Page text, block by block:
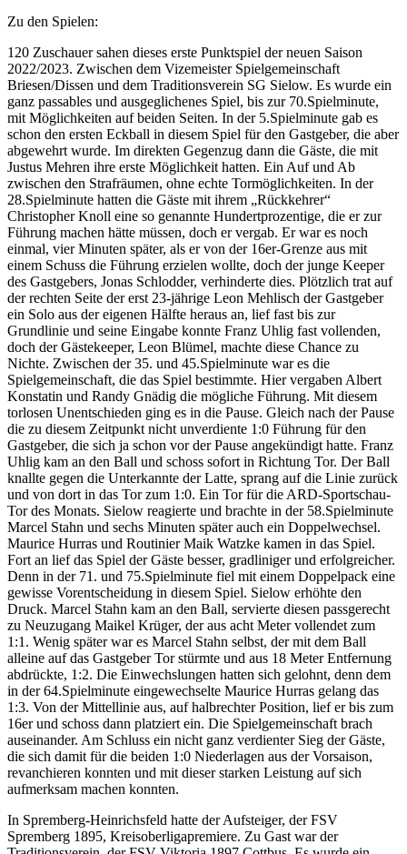
Zu den Spielen:
120 Zuschauer sahen dieses erste Punktspiel der neuen Saison
2022/2023. Zwischen dem Vizemeister Spielgemeinschaft
Briesen/Dissen und dem Traditionsverein SG Sielow. Es wurde ein
ganz passables und ausgeglichenes Spiel, bis zur 70.Spielminute,
mit Möglichkeiten auf beiden Seiten. In der 5.Spielminute gab es
schon den ersten Eckball in diesem Spiel für den Gastgeber, die aber
abgewehrt wurde. Im direkten Gegenzug dann die Gäste, die mit
Justus Mehren ihre erste Möglichkeit hatten. Ein Auf und Ab
zwischen den Strafräumen, ohne echte Tormöglichkeiten. In der
28.Spielminute hatten die Gäste mit ihrem „Rückkehrer“
Christopher Knoll eine so genannte Hundertprozentige, die er zur
Führung machen hätte müssen, doch er vergab. Er war es noch
einmal, vier Minuten später, als er von der 16er-Grenze aus mit
einem Schuss die Führung erzielen wollte, doch der junge Keeper
des Gastgebers, Jonas Schlodder, verhinderte dies. Plötzlich trat auf
der rechten Seite der erst 23-jährige Leon Mehlisch der Gastgeber
ein Solo aus der eigenen Hälfte heraus an, lief fast bis zur
Grundlinie und seine Eingabe konnte Franz Uhlig fast vollenden,
doch der Gästekeeper, Leon Blümel, machte diese Chance zu
Nichte. Zwischen der 35. und 45.Spielminute war es die
Spielgemeinschaft, die das Spiel bestimmte. Hier vergaben Albert
Konstatin und Randy Gnädig die mögliche Führung. Mit diesem
torlosen Unentschieden ging es in die Pause. Gleich nach der Pause
die zu diesem Zeitpunkt nicht unverdiente 1:0 Führung für den
Gastgeber, die sich ja schon vor der Pause angekündigt hatte. Franz
Uhlig kam an den Ball und schoss sofort in Richtung Tor. Der Ball
knallte gegen die Unterkannte der Latte, sprang auf die Linie zurück
und von dort in das Tor zum 1:0. Ein Tor für die ARD-Sportschau-
Tor des Monats. Sielow reagierte und brachte in der 58.Spielminute
Marcel Stahn und sechs Minuten später auch ein Doppelwechsel.
Maurice Hurras und Routinier Maik Watzke kamen in das Spiel.
Fort an lief das Spiel der Gäste besser, gradliniger und erfolgreicher.
Denn in der 71. und 75.Spielminute fiel mit einem Doppelpack eine
gewisse Vorentscheidung in diesem Spiel. Sielow erhöhte den
Druck. Marcel Stahn kam an den Ball, servierte diesen passgerecht
zu Neuzugang Maikel Krüger, der aus acht Meter vollendet zum
1:1. Wenig später war es Marcel Stahn selbst, der mit dem Ball
alleine auf das Gastgeber Tor stürmte und aus 18 Meter Entfernung
abdrückte, 1:2. Die Einwechslungen hatten sich gelohnt, denn dem
in der 64.Spielminute eingewechselte Maurice Hurras gelang das
1:3. Von der Mittellinie aus, auf halbrechter Position, lief er bis zum
16er und schoss dann platziert ein. Die Spielgemeinschaft brach
auseinander. Am Schluss ein nicht ganz verdienter Sieg der Gäste,
die sich damit für die beiden 1:0 Niederlagen aus der Vorsaison,
revanchieren konnten und mit dieser starken Leistung auf sich
aufmerksam machen konnten.
In Spremberg-Heinrichsfeld hatte der Aufsteiger, der FSV
Spremberg 1895, Kreisoberligapremiere. Zu Gast war der